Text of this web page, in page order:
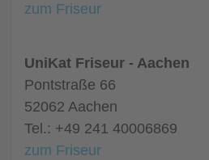
zum Friseur
UniKat Friseur - Aachen
Pontstraße 66
52062 Aachen
Tel.: +49 241 40006869
zum Friseur